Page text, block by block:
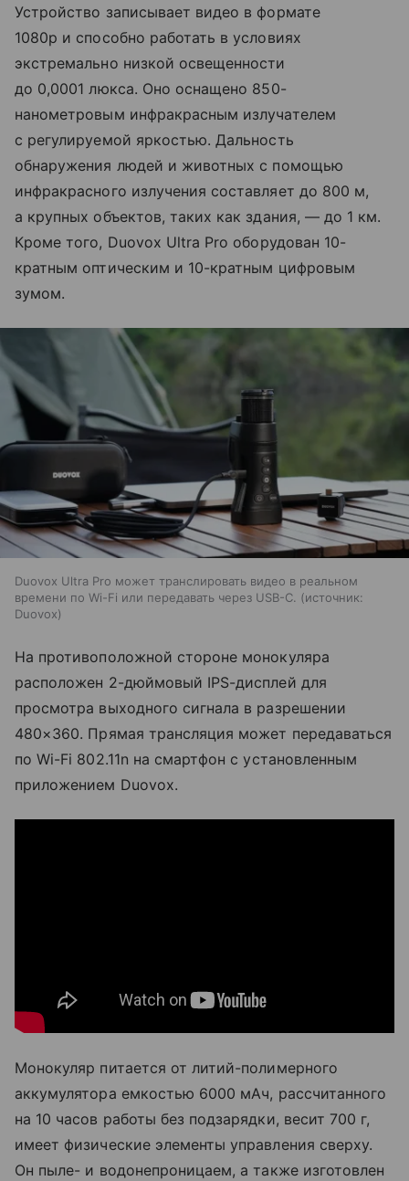
Устройство записывает видео в формате
1080p и способно работать в условиях
экстремально низкой освещенности
до 0,0001 люкса. Оно оснащено 850-
нанометровым инфракрасным излучателем
с регулируемой яркостью. Дальность
обнаружения людей и животных с помощью
инфракрасного излучения составляет до 800 м,
а крупных объектов, таких как здания, — до 1 км.
Кроме того, Duovox Ultra Pro оборудован 10-
кратным оптическим и 10-кратным цифровым
зумом.
Duovox Ultra Pro может транслировать видео в реальном
времени по Wi-Fi или передавать через USB-C.
источник:
Duovox
На противоположной стороне монокуляра
расположен 2-дюймовый IPS-дисплей для
просмотра выходного сигнала в разрешении
480×360. Прямая трансляция может передаваться
по Wi-Fi 802.11n на смартфон с установленным
приложением Duovox.
Монокуляр питается от литий-полимерного
аккумулятора емкостью 6000 мАч, рассчитанного
на 10 часов работы без подзарядки, весит 700 г,
имеет физические элементы управления сверху.
Он пыле- и водонепроницаем, а также изготовлен